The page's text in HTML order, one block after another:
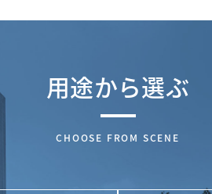
用途から選ぶ
CHOOSE FROM SCENE